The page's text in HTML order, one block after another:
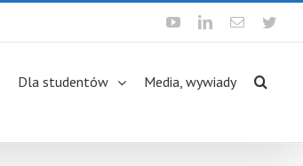
YoutubeLinkedinEmail
Dla studentów Media, wywiady